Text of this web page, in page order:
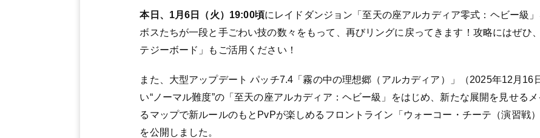
本日、1月6日（火）19:00頃にレイドダンジョン「至天の座アルカディア零式：ヘビー級
ボスたちが一段と手ごわい技の数々をもって、再びリングに戻ってきます！攻略にはぜひ
テジーボード」もご活用ください！
また、大型アップデート パッチ7.4「霧の中の理想郷（アルカディア）」（2025年12月16
い“ノーマル難度”の「至天の座アルカディア：ヘビー級」をはじめ、新たな展開を見せる
るマップで新ルールのもとPvPが楽しめるフロントライン「ウォーコー・チーテ（演習戦
を公開しました。